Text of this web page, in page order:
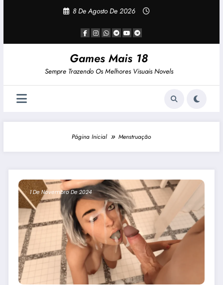
8 De Agosto De 2026
Games Mais 18
Sempre Trazendo Os Melhores Visuais Novels
Página Inicial Menstruação
1 De Novembro De 2024